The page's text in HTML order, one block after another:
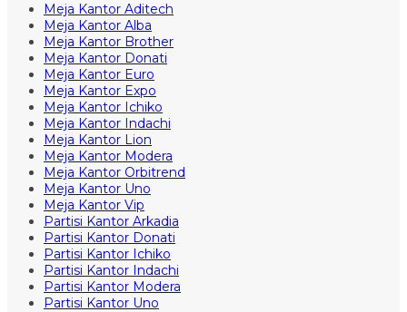
Meja Kantor Aditech
Meja Kantor Alba
Meja Kantor Brother
Meja Kantor Donati
Meja Kantor Euro
Meja Kantor Expo
Meja Kantor Ichiko
Meja Kantor Indachi
Meja Kantor Lion
Meja Kantor Modera
Meja Kantor Orbitrend
Meja Kantor Uno
Meja Kantor Vip
Partisi Kantor Arkadia
Partisi Kantor Donati
Partisi Kantor Ichiko
Partisi Kantor Indachi
Partisi Kantor Modera
Partisi Kantor Uno